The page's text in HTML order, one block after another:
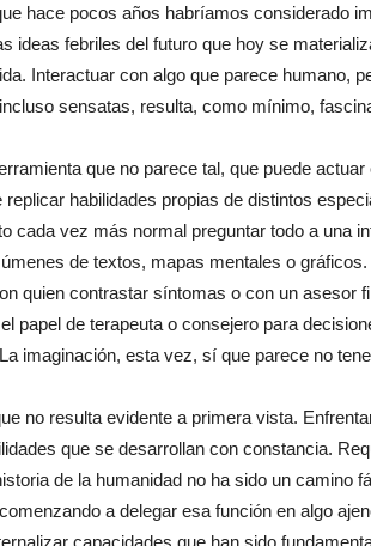
hace pocos años habríamos considerado
ideas febriles del futuro que hoy se
Interactuar con algo que parece humano,
sensatas, resulta, como mínimo,
que no parece tal, que puede actuar
habilidades propias de distintos
cada vez más normal preguntar todo a una
de textos, mapas mentales o
quien contrastar síntomas o con un asesor
papel de terapeuta o consejero para
imaginación, esta vez, sí que parece no
no resulta evidente a primera vista.
que se desarrollan con constancia.
de la humanidad no ha sido un camino
a delegar esa función en algo
capacidades que han sido